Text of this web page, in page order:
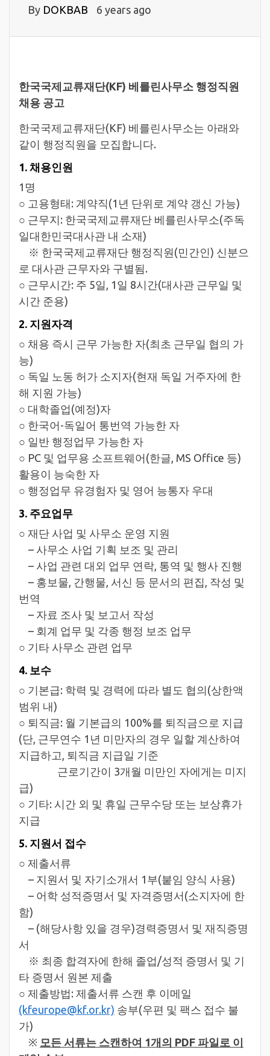
By DOKBAB 6 years ago
한국국제교류재단(KF) 베를린사무소 행정직원
채용 공고
한국국제교류재단(KF) 베를린사무소는 아래와
같이 행정직원을 모집합니다.
1. 채용인원
1명
○ 고용형태: 계약직(1년 단위로 계약 갱신 가능)
○ 근무지: 한국국제교류재단 베를린사무소(주독
일대한민국대사관 내 소재)
※ 한국국제교류재단 행정직원(민간인) 신분으
로 대사관 근무자와 구별됨.
○ 근무시간: 주 5일, 1일 8시간(대사관 근무일 및
시간 준용)
2. 지원자격
○ 채용 즉시 근무 가능한 자(최초 근무일 협의 가
능)
○ 독일 노동 허가 소지자(현재 독일 거주자에 한
해 지원 가능)
○ 대학졸업(예정)자
○ 한국어-독일어 통번역 가능한 자
○ 일반 행정업무 가능한 자
○ PC 및 업무용 소프트웨어(한글, MS Office 등)
활용이 능숙한 자
○ 행정업무 유경험자 및 영어 능통자 우대
3. 주요업무
○ 재단 사업 및 사무소 운영 지원
– 사무소 사업 기획 보조 및 관리
– 사업 관련 대외 업무 연락, 통역 및 행사 진행
– 홍보물, 간행물, 서신 등 문서의 편집, 작성 및
번역
– 자료 조사 및 보고서 작성
– 회계 업무 및 각종 행정 보조 업무
○ 기타 사무소 관련 업무
4. 보수
○ 기본급: 학력 및 경력에 따라 별도 협의(상한액
범위 내)
○ 퇴직금: 월 기본급의 100%를 퇴직금으로 지급
(단, 근무연수 1년 미만자의 경우 일할 계산하여
지급하고, 퇴직금 지급일 기준
근로기간이 3개월 미만인 자에게는 미지
급)
○ 기타: 시간 외 및 휴일 근무수당 또는 보상휴가
지급
5. 지원서 접수
○ 제출서류
– 지원서 및 자기소개서 1부(붙임 양식 사용)
– 어학 성적증명서 및 자격증명서(소지자에 한
함)
– (해당사항 있을 경우)경력증명서 및 재직증명
서
※ 최종 합격자에 한해 졸업/성적 증명서 및 기
타 증명서 원본 제출
○ 제출방법: 제출서류 스캔 후 이메일
(kfeurope@kf.or.kr) 송부(우편 및 팩스 접수 불
가)
※ 모든 서류는 스캔하여 1개의 PDF 파일로 이